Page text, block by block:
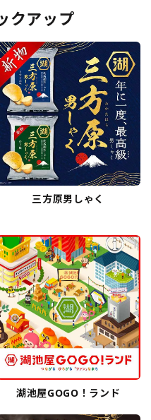
クアップ
三方原男しゃく
湖池屋GOGO！ランド